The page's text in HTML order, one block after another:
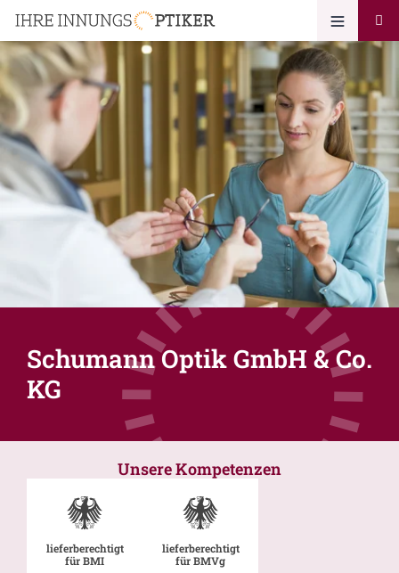
Schumann Optik GmbH & Co.
KG
Unsere Kompetenzen
lieferberechtigt
für BMI
lieferberechtigt
für BMVg